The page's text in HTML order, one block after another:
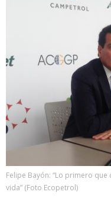
Felipe Bayón: “Lo primero
vida” (Foto Ecopetrol)